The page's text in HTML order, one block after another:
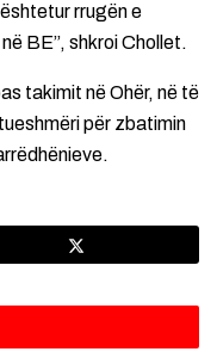
rrugën e
BE”, shkroi Chollet.
takimit në Ohër, në të
për zbatimin